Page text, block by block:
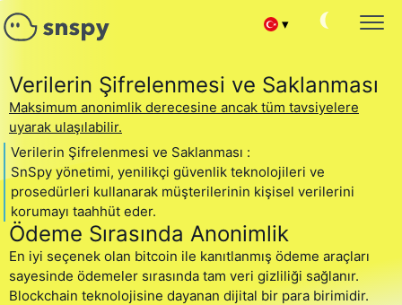
▾
Français
Deutsch
中文
Portuguese (Brazil)
Хинди हिन्दी
Hedef Hesabın İzlenmesi
SNAPCHAT KONUŞMALARINI OKUYUN
Sohbet mesajlarını okuma
ARKADAŞLARINIZI VE ABONELERINIZI TAKIP EDIN
Snapchat Kişi Listesini Hackleme
SNAPCHAT HESABINI KURTARMA
Silinen sohbeti kurtarma
SNAPCHAT GEÇERLI KONUM
Kullanıcının nerede olduğunu öğrenin
Verilerin Şifrelenmesi ve Saklanması
Maksimum anonimlik derecesine ancak tüm tavsiyelere
uyarak ulaşılabilir.
Verilerin Şifrelenmesi ve Saklanması :
SnSpy yönetimi, yenilikçi güvenlik teknolojileri ve
prosedürleri kullanarak müşterilerinin kişisel verilerini
korumayı taahhüt eder.
Ödeme Sırasında Anonimlik
En iyi seçenek olan bitcoin ile kanıtlanmış ödeme araçları
sayesinde ödemeler sırasında tam veri gizliliği sağlanır.
Blockchain teknolojisine dayanan dijital bir para birimidir.